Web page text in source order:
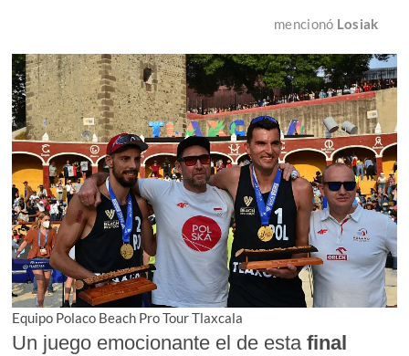
mencionó Losiak
Equipo Polaco Beach Pro Tour Tlaxcala
Un juego emocionante el de estafinal